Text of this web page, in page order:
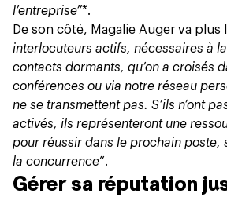
l’entreprise”*.
De son côté, Magalie Auger va plus
interlocuteurs actifs, nécessaires à
contacts dormants, qu’on a croisés
conférences ou via notre réseau
ne se transmettent pas. S’ils n’ont
activés, ils représenteront une
pour réussir dans le prochain poste,
la concurrence”.
Gérer sa réputation